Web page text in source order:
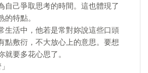
自己爭取思考的時間。這也體現了
的特點。
活中，他若是常對妳說這些口頭
點敷衍，不大放心上的意思。要想
就要多花心思了。